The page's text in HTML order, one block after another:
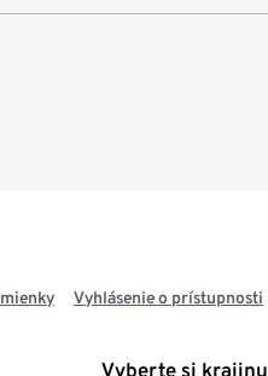
Vyhlásenie o prístupnosti
Vyberte si krajinu